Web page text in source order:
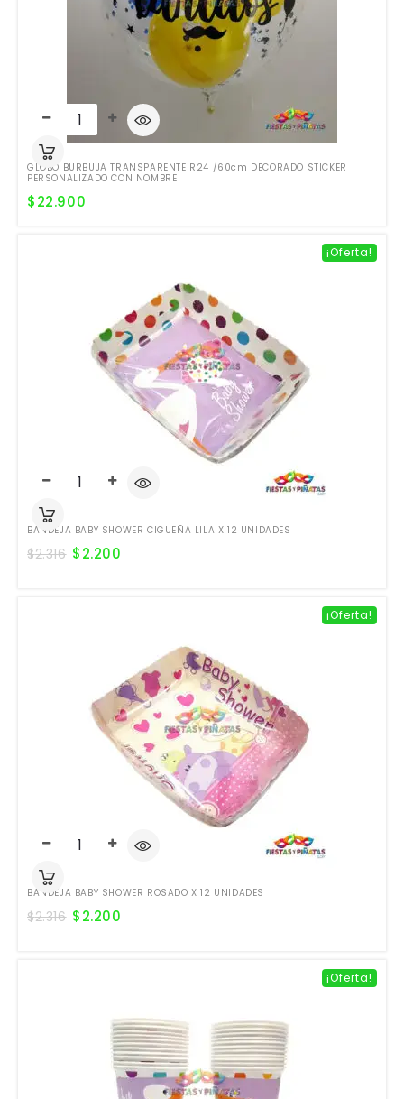
GLOBO BURBUJA TRANSPARENTE R24 /60cm DECORADO STICKER
PERSONALIZADO CON NOMBRE
$22.900
¡Oferta!
BANDEJA BABY SHOWER CIGUEÑA LILA X 12 UNIDADES
$2.316 $2.200
¡Oferta!
BANDEJA BABY SHOWER ROSADO X 12 UNIDADES
$2.316 $2.200
¡Oferta!